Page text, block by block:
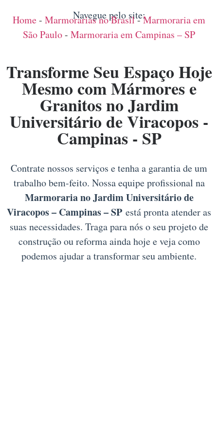
Navegue pelo site:
Home- Marmorarias no Brasil-Marmoraria em
São Paulo- Marmoraria em Campinas – SP
Transforme Seu Espaço Hoje
Mesmo com Mármores e
Granitos no Jardim
Universitário de Viracopos -
Campinas - SP
Contrate nossos serviços e tenha a garantia de um
trabalho bem-feito. Nossa equipe profissional na
Marmoraria no Jardim Universitário de
Viracopos – Campinas – SP está pronta atender as
suas necessidades. Traga para nós o seu projeto de
construção ou reforma ainda hoje e veja como
podemos ajudar a transformar seu ambiente.